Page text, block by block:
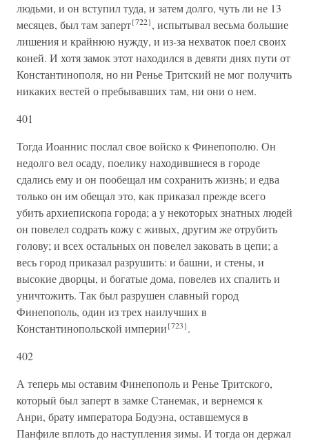
людьми, и он вступил туда, и затем долго, чуть ли не 13
месяцев, был там заперт{722}, испытывал весьма большие
лишения и крайнюю нужду, и из-за нехваток поел своих
коней. И хотя замок этот находился в девяти днях пути от
Константинополя, но ни Ренье Тритский не мог получить
никаких вестей о пребывавших там, ни они о нем.
401
Тогда Иоаннис послал свое войско к Финепополю. Он
недолго вел осаду, поелику находившиеся в городе
сдались ему и он пообещал им сохранить жизнь; и едва
только он им обещал это, как приказал прежде всего
убить архиепископа города; а у некоторых знатных людей
он повелел содрать кожу с живых, другим же отрубить
голову; и всех остальных он повелел заковать в цепи; а
весь город приказал разрушить: и башни, и стены, и
высокие дворцы, и богатые дома, повелев их спалить и
уничтожить. Так был разрушен славный город
Финепополь, один из трех наилучших в
Константинопольской империи{723}.
402
А теперь мы оставим Финепополь и Ренье Тритского,
который был заперт в замке Станемак, и вернемся к
Анри, брату императора Бодуэна, оставшемуся в
Панфиле вплоть до наступления зимы. И тогда он держал